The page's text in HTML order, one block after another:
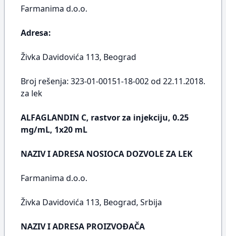
Farmanima d.o.o.
Adresa:
Živka Davidovića 113, Beograd
Broj rešenja: 323-01-00151-18-002 od 22.11.2018.
za lek
ALFAGLANDIN C, rastvor za injekciju, 0.25
mg/mL, 1x20 mL
NAZIV I ADRESA NOSIOCA DOZVOLE ZA LEK
Farmanima d.o.o.
Živka Davidovića 113, Beograd, Srbija
NAZIV I ADRESA PROIZVOĐAČA